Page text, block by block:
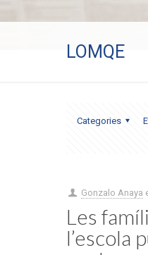
LOMQE
Categories
Gonzalo Anaya
Les
l’escola